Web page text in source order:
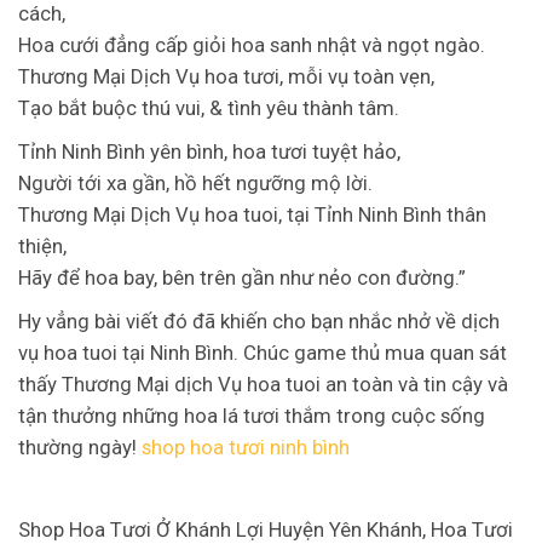
cách,
Hoa cưới đẳng cấp giỏi hoa sanh nhật và ngọt ngào.
Thương Mại Dịch Vụ hoa tươi, mỗi vụ toàn vẹn,
Tạo bắt buộc thú vui, & tình yêu thành tâm.
Tỉnh Ninh Bình yên bình, hoa tươi tuyệt hảo,
Người tới xa gần, hồ hết ngưỡng mộ lời.
Thương Mại Dịch Vụ hoa tuoi, tại Tỉnh Ninh Bình thân
thiện,
Hãy để hoa bay, bên trên gần như nẻo con đường.”
Hy vẳng bài viết đó đã khiến cho bạn nhắc nhở về dịch
vụ hoa tuoi tại Ninh Bình. Chúc game thủ mua quan sát
thấy Thương Mại dịch Vụ hoa tuoi an toàn và tin cậy và
tận thưởng những hoa lá tươi thắm trong cuộc sống
thường ngày! shop hoa tươi ninh bình
Shop Hoa Tươi Ở Khánh Lợi Huyện Yên Khánh, Hoa Tươi